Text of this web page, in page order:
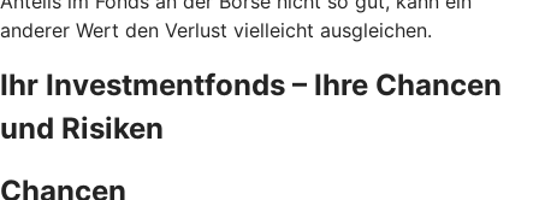
anderer Wert den Verlust vielleicht ausgleichen.
Ihr Investmentfonds – Ihre Chancen
und Risiken
Chancen